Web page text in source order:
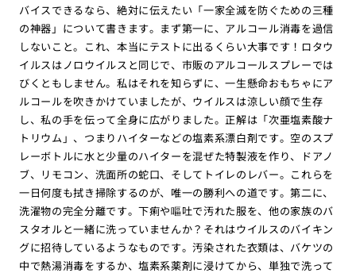
バイスできるなら、絶対に伝えたい「一家全滅を防ぐための三種
の神器」について書きます。まず第一に、アルコール消毒を過信
しないこと。これ、本当にテストに出るくらい大事です！ロタウ
イルスはノロウイルスと同じで、市販のアルコールスプレーでは
びくともしません。私はそれを知らずに、一生懸命おもちゃにア
ルコールを吹きかけていましたが、ウイルスは涼しい顔で生存
し、私の手を伝って全身に広がりました。正解は「次亜塩素酸ナ
トリウム」、つまりハイターなどの塩素系漂白剤です。空のスプ
レーボトルに水と少量のハイターを混ぜた特製液を作り、ドアノ
ブ、リモコン、洗面所の蛇口、そしてトイレのレバー。これらを
一日何度も拭き掃除するのが、唯一の勝利への道です。第二に、
洗濯物の完全分離です。下痢や嘔吐で汚れた服を、他の家族のバ
スタオルと一緒に洗っていませんか？それはウイルスのバイキン
グに招待しているようなものです。汚染された衣類は、バケツの
中で熱湯消毒をするか、塩素系薬剤に浸けてから、単独で洗って